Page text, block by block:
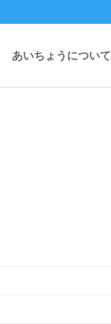
あいちょうについて